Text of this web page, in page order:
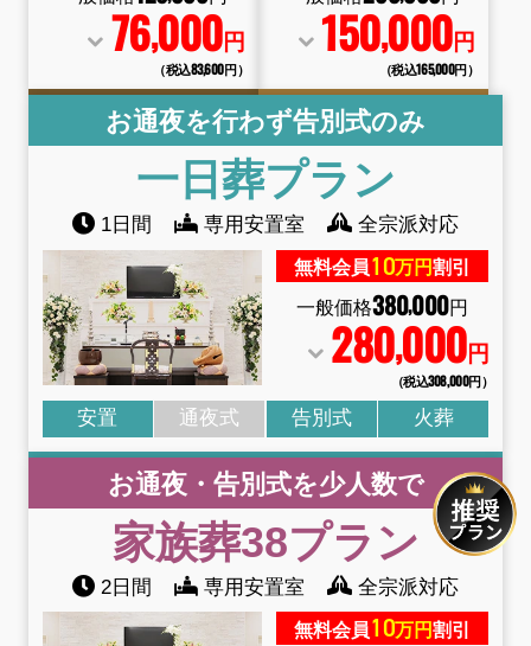
76,000円
（税込83,600円）
150,000円
（税込165,000円）
お通夜を行わず告別式のみ
一日葬プラン
1日間 専用安置室 全宗派対応
無料会員10万円割引
一般価格380,000円
280,000円
（税込308,000円）
安置 通夜式 告別式 火葬
お通夜・告別式を少人数で
家族葬38プラン
2日間 専用安置室 全宗派対応
無料会員10万円割引